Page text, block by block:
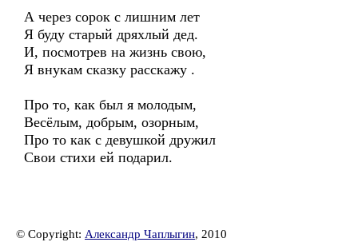
А через сорок с лишним лет
Я буду старый дряхлый дед.
И, посмотрев на жизнь свою,
Я внукам сказку расскажу .
Про то, как был я молодым,
Весёлым, добрым, озорным,
Про то как с девушкой дружил
Свои стихи ей подарил.
© Copyright: Александр Чаплыгин, 2010